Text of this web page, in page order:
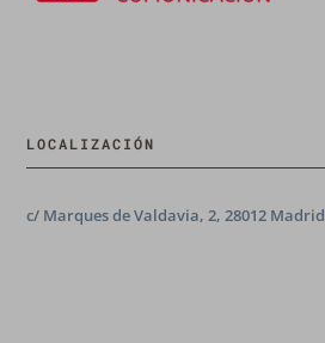
LOCALIZACIÓN
c/ Marques de Valdavia, 2, 28012 Madrid